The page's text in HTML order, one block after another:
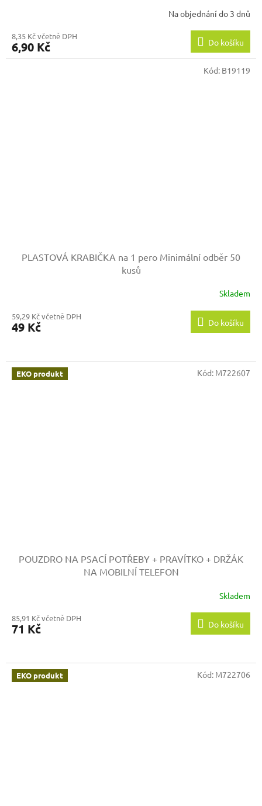
Na objednání do 3 dnů
8,35 Kč včetně DPH
6,90 Kč Do košíku
PLASTOVÁ KRABIČKA na 1 pero Minimální odběr 50
kusů
Skladem
59,29 Kč včetně DPH
49 Kč Do košíku
Kód: B19119
EKO produkt
POUZDRO NA PSACÍ POTŘEBY + PRAVÍTKO + DRŽÁK
NA MOBILNÍ TELEFON
Skladem
85,91 Kč včetně DPH
71 Kč Do košíku
Kód: M722607
EKO produkt Kód: M722706